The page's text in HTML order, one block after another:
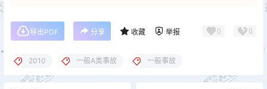
导出PDF 分享 收藏 举报 0 0
2010 一般A类事故 一般事故